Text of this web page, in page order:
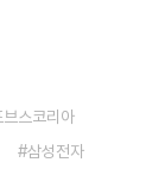
브스코리아
삼성전자